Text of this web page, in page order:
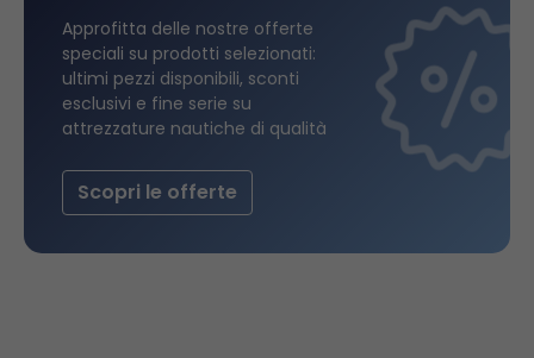
Approfitta delle nostre offerte
speciali su prodotti selezionati:
ultimi pezzi disponibili, sconti
esclusivi e fine serie su
attrezzature nautiche di qualità
Scopri le offerte